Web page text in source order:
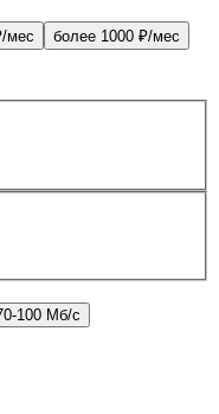
мес более 1000 ₽/мес
100 Мб/с